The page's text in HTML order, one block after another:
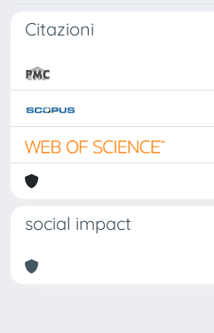
Citazioni
social impact